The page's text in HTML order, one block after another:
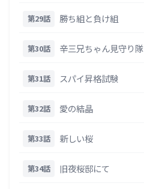
第29話 勝ち組と負け組
第30話 辛三兄ちゃん見守り隊
第31話 スパイ昇格試験
第32話 愛の結晶
第33話 新しい桜
第34話 旧夜桜邸にて